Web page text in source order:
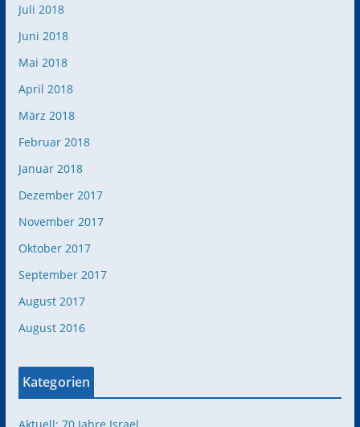
Juli 2018
Juni 2018
Mai 2018
April 2018
März 2018
Februar 2018
Januar 2018
Dezember 2017
November 2017
Oktober 2017
September 2017
August 2017
August 2016
Kategorien